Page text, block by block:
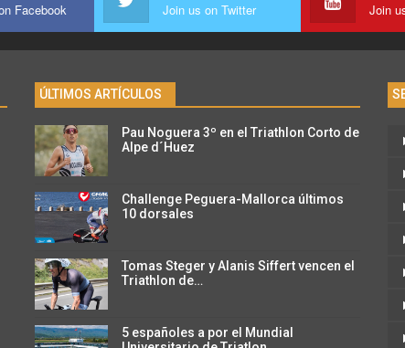
Facebook Join us on Twitter Join
ÚLTIMOS ARTÍCULOS
Pau Noguera 3º en el Triathlon Corto de
Alpe d´Huez
Challenge Peguera-Mallorca últimos
10 dorsales
Tomas Steger y Alanis Siffert vencen el
Triathlon de…
5 españoles a por el Mundial